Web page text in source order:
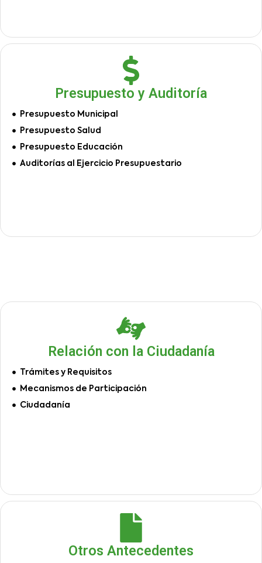
Presupuesto y Auditoría
Presupuesto Municipal
Presupuesto Salud
Presupuesto Educación
Auditorías al Ejercicio Presupuestario
Relación con la Ciudadanía
Trámites y Requisitos
Mecanismos de Participación
Ciudadanía
Otros Antecedentes